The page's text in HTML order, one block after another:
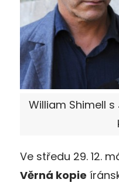
William Shimell
Ve středu 29. 12.
Věrná kopie